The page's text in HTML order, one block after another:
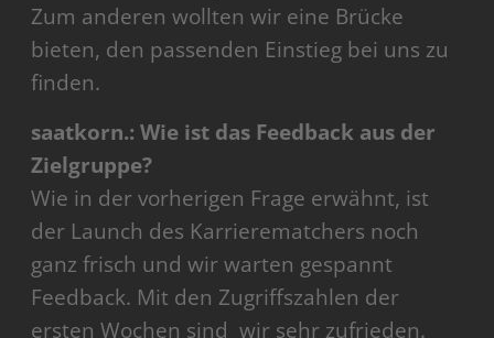
Zum anderen wollten wir eine Brücke
bieten, den passenden Einstieg bei uns zu
finden.
saatkorn.: Wie ist das Feedback aus der
Zielgruppe?
Wie in der vorherigen Frage erwähnt, ist
der Launch des Karrierematchers noch
ganz frisch und wir warten gespannt
Feedback. Mit den Zugriffszahlen der
ersten Wochen sind wir sehr zufrieden.